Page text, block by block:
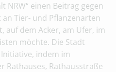
NRW“ einen Beitrag gegen
Tier- und Pflanzenarten
auf dem Acker, am Ufer, im
möchte. Die Stadt
indem im
Rathauses, Rathausstraße